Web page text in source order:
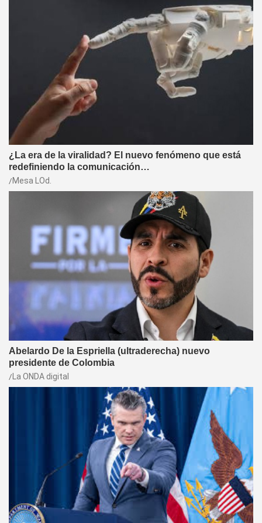
¿La era de la viralidad? El nuevo fenómeno que está
redefiniendo la comunicación…
Mesa LOd.
Abelardo De la Espriella (ultraderecha) nuevo
presidente de Colombia
La ONDA digital